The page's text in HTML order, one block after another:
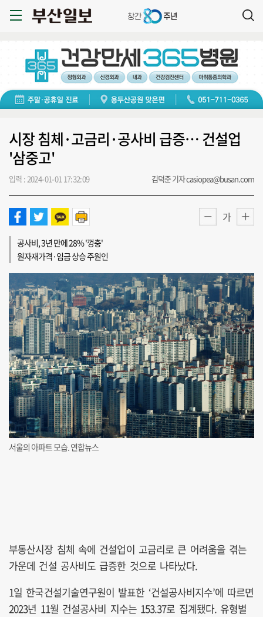
시장 침체·고금리·공사비 급증… 건설업
'삼중고'
입력 : 2024-01-01 17:32:09 김덕준 기자 casiopea@busan.com
가
공사비, 3년 만에 28% '껑충'
원자재가격·임금 상승 주원인
서울의 아파트 모습. 연합뉴스
부동산시장 침체 속에 건설업이 고금리로 큰 어려움을 겪는
가운데 건설 공사비도 급증한 것으로 나타났다.
1일 한국건설기술연구원이 발표한 ‘건설공사비지수’에 따르면
2023년 11월 건설공사비 지수는 153.37로 집계됐다. 유형별